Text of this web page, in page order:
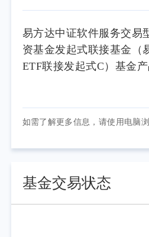
易方达中证软件服务交易
资基金发起式联接基金（
ETF联接发起式C）基金
如需了解更多信息，请使用电脑
基金交易状态